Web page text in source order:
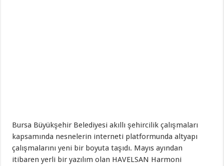
Bursa Büyükşehir Belediyesi akıllı şehircilik çalışmaları
kapsamında nesnelerin interneti platformunda altyapı
çalışmalarını yeni bir boyuta taşıdı. Mayıs ayından
itibaren yerli bir yazılım olan HAVELSAN Harmoni